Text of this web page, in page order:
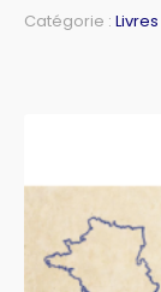
Catégorie : Livres